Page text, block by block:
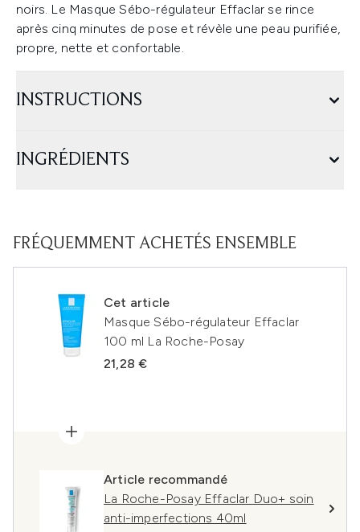
noirs. Le Masque Sébo-régulateur Effaclar se rince
après cinq minutes de pose et révèle une peau purifiée,
propre, nette et confortable.
INSTRUCTIONS
INGRÉDIENTS
FRÉQUEMMENT ACHETÉS ENSEMBLE
Cet article
Masque Sébo-régulateur Effaclar
100 ml La Roche-Posay
21,28 €
Article recommandé
La Roche-Posay Effaclar Duo+ soin
anti-imperfections 40ml